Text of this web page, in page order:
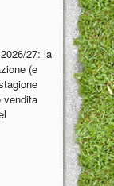
27: la
(e
vendita